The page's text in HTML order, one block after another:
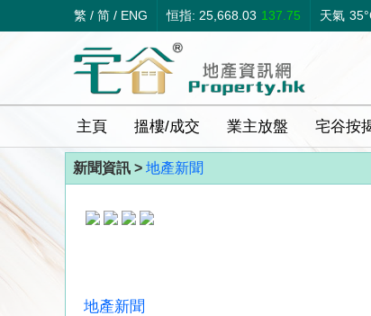
繁 / 简 / ENG 恒指: 25,668.03 137.75 天氣
主頁 搵樓/成交 業主放盤 宅谷按
新聞資訊 > 地產新聞
地產新聞